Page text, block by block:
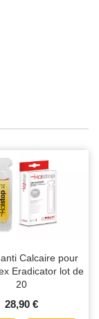
Calcaire pour
Eradicator lot de
20
28,90 €